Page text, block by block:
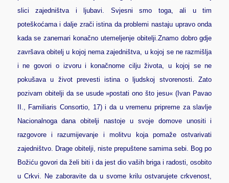
slici zajedništva i ljubavi. Svjesni smo toga, ali u tim
poteškoćama i dalje zrači istina da problemi nastaju upravo onda
kada se zanemari konačno utemeljenje obitelji.Znamo dobro gdje
završava obitelj u kojoj nema zajedništva, u kojoj se ne razmišlja
i ne govori o izvoru i konačnome cilju života, u kojoj se ne
pokušava u život prevesti istina o ljudskoj stvorenosti. Zato
pozivam obitelji da se usude »postati ono što jesu« (Ivan Pavao
II., Familiaris Consortio, 17) i da u vremenu pripreme za slavlje
Nacionalnoga dana obitelji nastoje u svoje domove unositi i
razgovore i razumijevanje i molitvu koja pomaže ostvarivati
zajedništvo. Drage obitelji, niste prepuštene samima sebi. Bog po
Božiću govori da želi biti i da jest dio vaših briga i radosti, osobito
u Crkvi. Ne zaboravite da u svome krilu ostvarujete crkvenost,